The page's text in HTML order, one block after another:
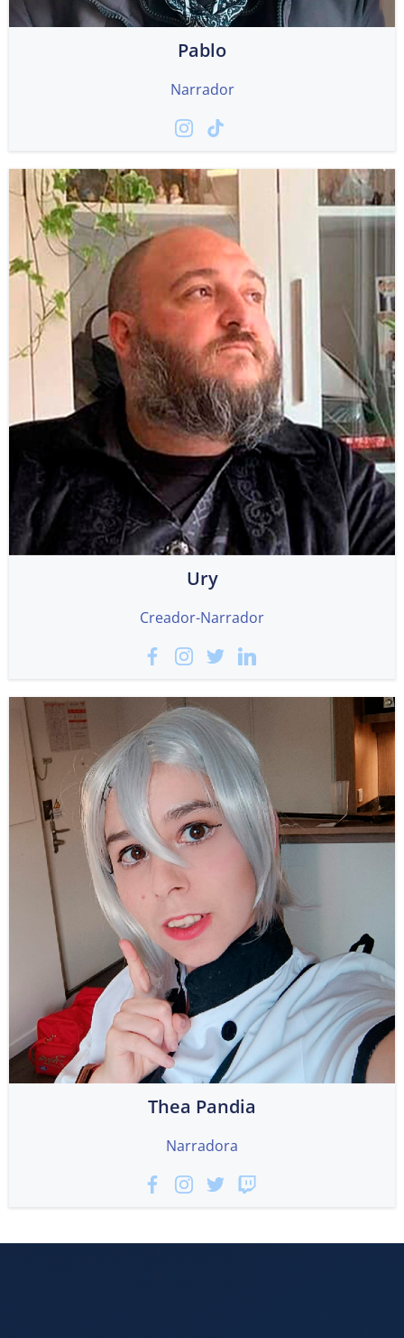
Pablo
Narrador
Ury
Creador-Narrador
Thea Pandia
Narradora